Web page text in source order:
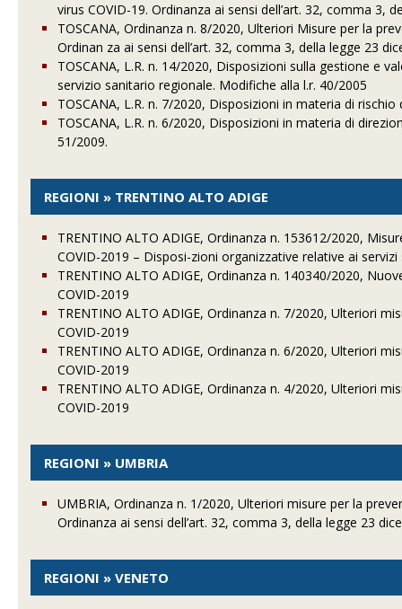
virus COVID-19. Ordinanza ai sensi dell’art. 32, comma 3,
TOSCANA, Ordinanza n. 8/2020, Ulteriori Misure per la
Ordinan za ai sensi dell’art. 32, comma 3, della legge 23
TOSCANA, L.R. n. 14/2020, Disposizioni sulla gestione e
servizio sanitario regionale. Modifiche alla l.r. 40/2005
TOSCANA, L.R. n. 7/2020, Disposizioni in materia di
TOSCANA, L.R. n. 6/2020, Disposizioni in materia di
51/2009.
REGIONI » TRENTINO ALTO ADIGE
TRENTINO ALTO ADIGE, Ordinanza n. 153612/2020,
COVID-2019 – Disposi-zioni organizzative relative ai
TRENTINO ALTO ADIGE, Ordinanza n. 140340/2020,
COVID-2019
TRENTINO ALTO ADIGE, Ordinanza n. 7/2020, Ulteriori
COVID-2019
TRENTINO ALTO ADIGE, Ordinanza n. 6/2020, Ulteriori
COVID-2019
TRENTINO ALTO ADIGE, Ordinanza n. 4/2020, Ulteriori
COVID-2019
REGIONI » UMBRIA
UMBRIA, Ordinanza n. 1/2020, Ulteriori misure per la
Ordinanza ai sensi dell’art. 32, comma 3, della legge 23
REGIONI » VENETO